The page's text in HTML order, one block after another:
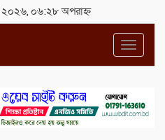
২০২৬, ০৬:২৮ অপরাহ্ন